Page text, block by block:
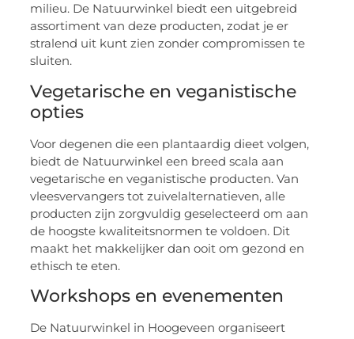
milieu. De Natuurwinkel biedt een uitgebreid
assortiment van deze producten, zodat je er
stralend uit kunt zien zonder compromissen te
sluiten.
Vegetarische en veganistische
opties
Voor degenen die een plantaardig dieet volgen,
biedt de Natuurwinkel een breed scala aan
vegetarische en veganistische producten. Van
vleesvervangers tot zuivelalternatieven, alle
producten zijn zorgvuldig geselecteerd om aan
de hoogste kwaliteitsnormen te voldoen. Dit
maakt het makkelijker dan ooit om gezond en
ethisch te eten.
Workshops en evenementen
De Natuurwinkel in Hoogeveen organiseert